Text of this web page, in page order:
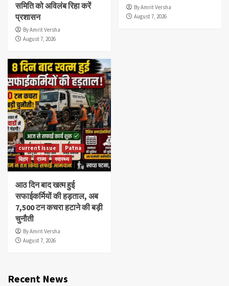
समिति को अविलंब रिहा करें
प्रशासन
By Amrit Versha
August 7, 2026
By Amrit Versha
August 7, 2026
current issue
Patna
बिहार
राज्य स्वास्थ्य
आठ दिन बाद खत्म हुई
सफाईकर्मियों की हड़ताल, अब
7,500 टन कचरा हटाने की बड़ी
चुनौती
By Amrit Versha
August 7, 2026
Recent News